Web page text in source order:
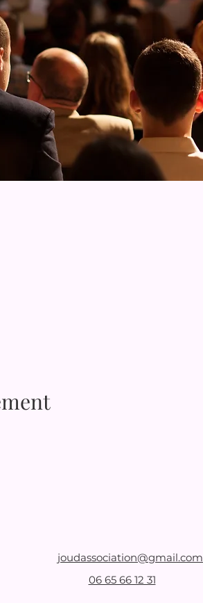
joudassociation@gmail.com
06 65 66 12 31